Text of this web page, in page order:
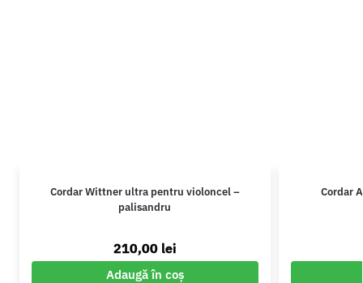
Cordar Wittner ultra pentru violoncel –
palisandru
210,00 lei
Adaugă în coș
Cordar